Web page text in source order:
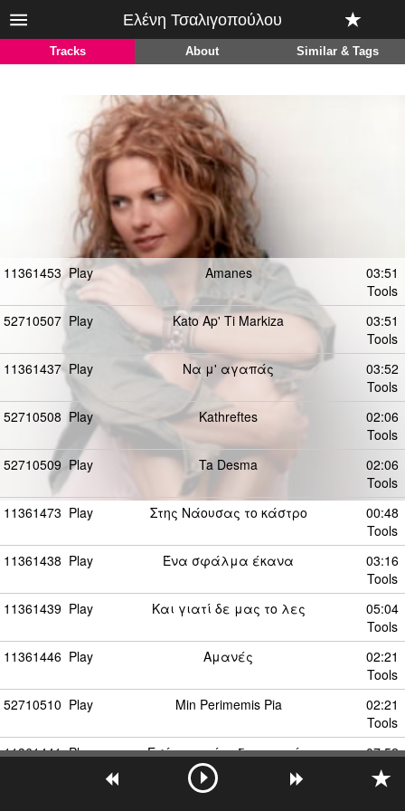
Ελένη Τσαλιγοπούλου
Tracks About Similar & Tags
11361453 Play Amanes
03:51
Tools
52710507 Play Kato Ap' Ti Markiza
03:51
Tools
11361437 Play Να μ' αγαπάς
03:52
Tools
52710508 Play Kathreftes
02:06
Tools
52710509 Play Ta Desma
02:06
Tools
11361473 Play Στης Νάουσας το κάστρο
00:48
Tools
11361438 Play Ένα σφάλμα έκανα
03:16
Tools
11361439 Play Και γιατί δε μας το λες
05:04
Tools
11361446 Play Αμανές
02:21
Tools
52710510 Play Min Perimemis Pia
02:21
Tools
11361441 Play Εσύ μου χάραξες πορεία
07:52
Tools